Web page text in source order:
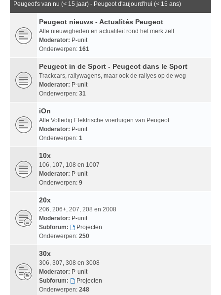
Peugeot's van nu (< 15 jaar) - Peugeot d'aujourd'hui (< 15 ans)
Peugeot nieuws - Actualités Peugeot
Alle nieuwigheden en actualiteit rond het merk zelf
Moderator: P-unit
Onderwerpen: 161
Peugeot in de Sport - Peugeot dans le Sport
Trackcars, rallywagens, maar ook de rallyes op de weg
Moderator: P-unit
Onderwerpen: 31
iOn
Alle Volledig Elektrische voertuigen van Peugeot
Moderator: P-unit
Onderwerpen: 1
10x
106, 107, 108 en 1007
Moderator: P-unit
Onderwerpen: 9
20x
206, 206+, 207, 208 en 2008
Moderator: P-unit
Subforum:
Projecten
Onderwerpen: 250
30x
306, 307, 308 en 3008
Moderator: P-unit
Subforum:
Projecten
Onderwerpen: 248